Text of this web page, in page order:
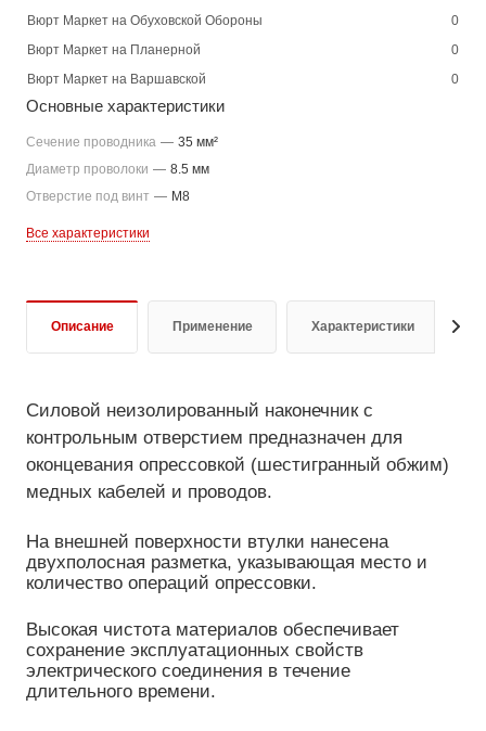
Вюрт Маркет на Обуховской Обороны
0
Вюрт Маркет на Планерной
0
Вюрт Маркет на Варшавской
0
Основные характеристики
Сечение проводника — 35 мм²
Диаметр проволоки — 8.5 мм
Отверстие под винт — M8
Все характеристики
Описание Применение Характеристики
Силовой неизолированный наконечник с
контрольным отверстием предназначен для
оконцевания опрессовкой (шестигранный обжим)
медных кабелей и проводов.
На внешней поверхности втулки нанесена
двухполосная разметка, указывающая место и
количество операций опрессовки.
Высокая чистота материалов обеспечивает
сохранение эксплуатационных свойств
электрического соединения в течение
длительного времени.